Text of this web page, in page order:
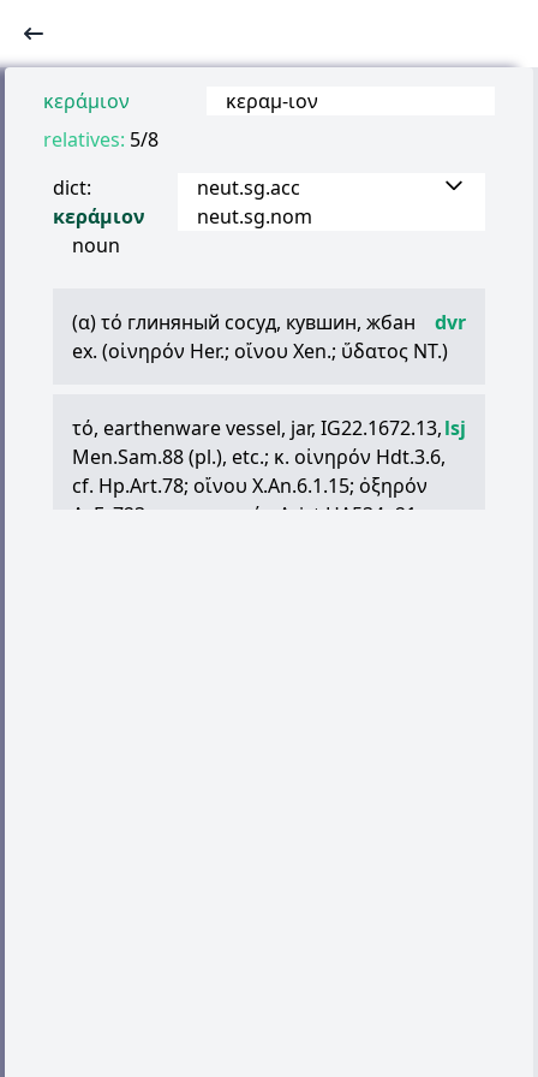
κεράμιον κεραμ-ιον
relatives: 5/8
dict:
κεράμιον
noun
neut.sg.acc
neut.sg.nom
dvr
(α)τό глиняный сосуд, кувшин, жбан
ex. (οἰνηρόν Her.; οἴνου Xen.; ὕδατος NT.)
lsj
τό, earthenware vessel, jar, IG22.1672.13,
Men.Sam.88 (pl.), etc.; κ. οἰνηρόν Hdt.3.6,
cf. Hp.Art.78; οἴνου X.An.6.1.15; ὀξηρόν
Ar.Fr.723;
ταριχηρόν
Arist.HA534a21;